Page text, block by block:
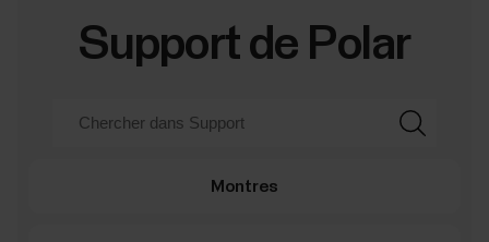
Support de Polar
Montres